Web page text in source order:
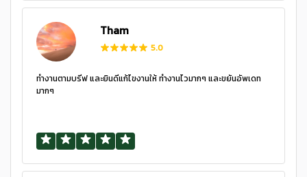
Tham
5.0
ทำงานตามบรีฟ และยินดีแก้ไขงานให้ ทำงานไวมากๆ และขยันอัพเดท
มากๆ